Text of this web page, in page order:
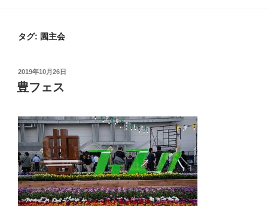
タグ: 園主会
投
稿
日:
2019年10月26日
豊フェス